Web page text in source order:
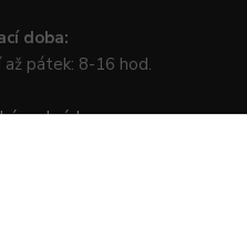
doba:
až pátek: 8-16 hod.
podmínky